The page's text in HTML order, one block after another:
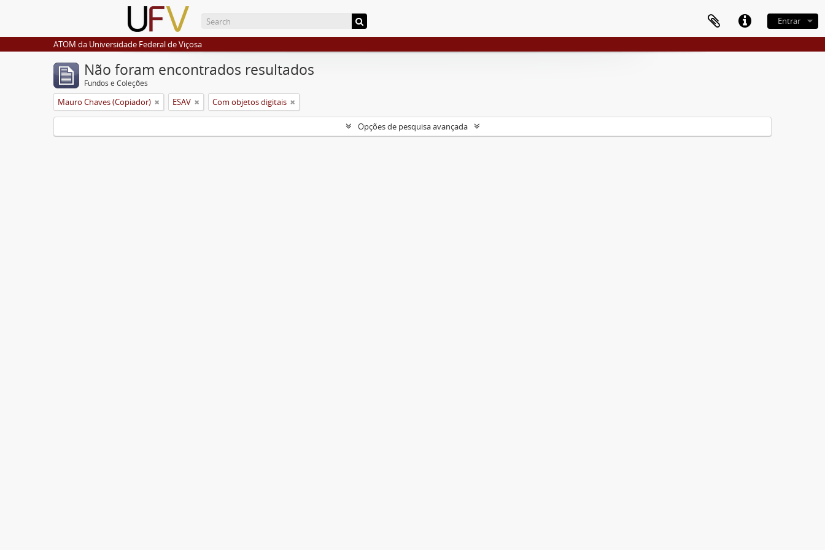
Entrar
ATOM da Universidade Federal de Viçosa
Não foram encontrados resultados
Fundos e Coleções
Mauro Chaves (Copiador) ESAV Com objetos digitais
Opções de pesquisa avançada